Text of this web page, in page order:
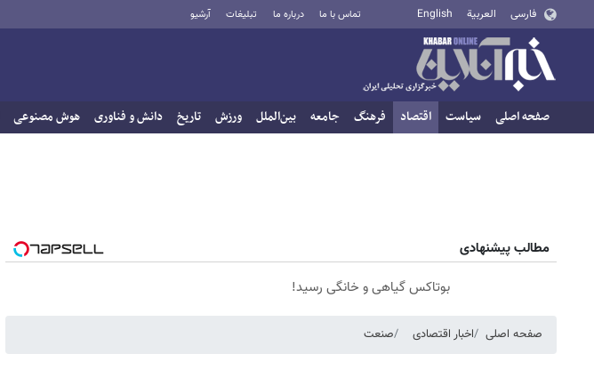
فارسی العربية English تماس با ما درباره ما تبلیغات آرشیو
صفحه اصلی سیاست اقتصاد فرهنگ جامعه بین‌الملل ورزش تاریخ دانش و فناوری هوش مصنوعی
مطالب پیشنهادی
بوتاکس گیاهی و خانگی رسید!
صفحه اصلی اخبار اقتصادی صنعت